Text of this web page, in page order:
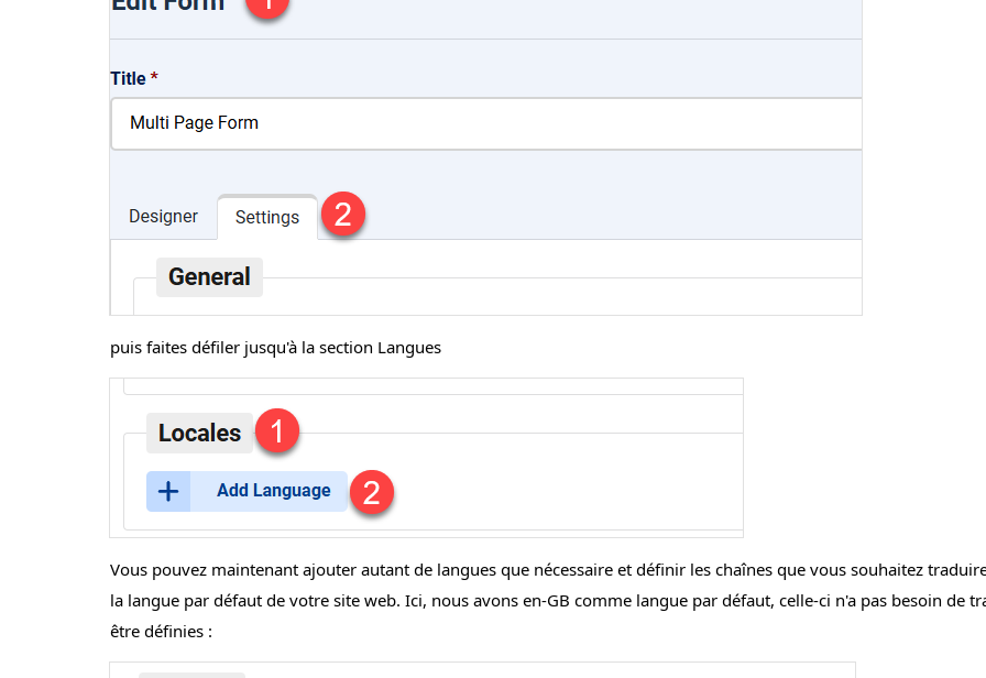
puis faites défiler jusqu'à la section Langues
Vous pouvez maintenant ajouter autant de langues que nécessaire et définir les chaînes que vous souhaitez
la langue par défaut de votre site web. Ici, nous avons en-GB comme langue par défaut, celle-ci n'a pas besoin de
être définies :